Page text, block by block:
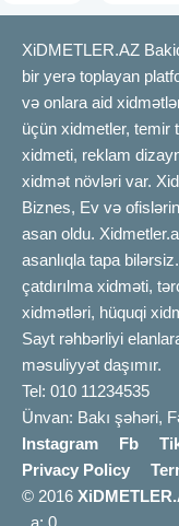
XiDMETLER.AZ
bir yerə toplayan
və onlara aid
üçün xidmetler, temir
xidmeti, reklam
xidmət növləri var.
Biznes, Ev və
asan oldu.
asanlıqla tapa
çatdırılma xidməti,
xidmətləri, hüquqi
Sayt rəhbərliyi
məsuliyyət daşımır.
Tel: 010 11234535
Ünvan: Bakı şəhəri,
Instagram
Fb
Privacy Policy
© 2016